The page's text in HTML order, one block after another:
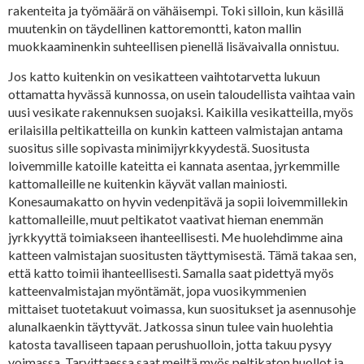
rakenteita ja työmäärä on vähäisempi. Toki silloin, kun käsillä
muutenkin on täydellinen kattoremontti, katon mallin
muokkaaminenkin suhteellisen pienellä lisävaivalla onnistuu.
Jos katto kuitenkin on vesikatteen vaihtotarvetta lukuun
ottamatta hyvässä kunnossa, on usein taloudellista vaihtaa vain
uusi vesikate rakennuksen suojaksi. Kaikilla vesikatteilla, myös
erilaisilla peltikatteilla on kunkin katteen valmistajan antama
suositus sille sopivasta minimijyrkkyydestä. Suositusta
loivemmille katoille kateitta ei kannata asentaa, jyrkemmille
kattomalleille ne kuitenkin käyvät vallan mainiosti.
Konesaumakatto on hyvin vedenpitävä ja sopii loivemmillekin
kattomalleille, muut peltikatot vaativat hieman enemmän
jyrkkyyttä toimiakseen ihanteellisesti. Me huolehdimme aina
katteen valmistajan suositusten täyttymisestä. Tämä takaa sen,
että katto toimii ihanteellisesti. Samalla saat pidettyä myös
katteenvalmistajan myöntämät, jopa vuosikymmenien
mittaiset tuotetakuut voimassa, kun suositukset ja asennusohje
alunalkaenkin täyttyvät. Jatkossa sinun tulee vain huolehtia
katosta tavalliseen tapaan perushuolloin, jotta takuu pysyy